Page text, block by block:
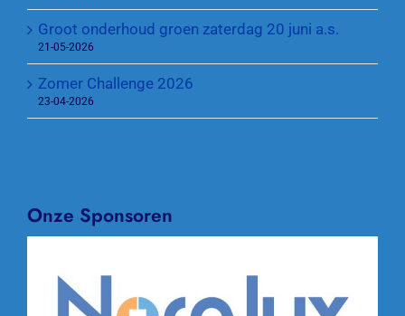
Groot onderhoud groen zaterdag 20 juni a.s.
21-05-2026
Zomer Challenge 2026
23-04-2026
Onze Sponsoren